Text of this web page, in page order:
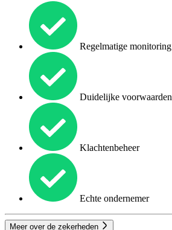
Regelmatige monitoring
Duidelijke voorwaarden
Klachtenbeheer
Echte ondernemer
Meer over de zekerheden